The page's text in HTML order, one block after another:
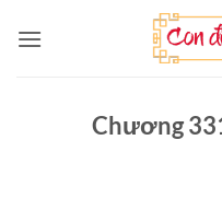
qua
Chương